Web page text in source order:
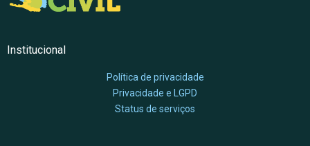
Institucional
Política de privacidade
Privacidade e LGPD
Status de serviços